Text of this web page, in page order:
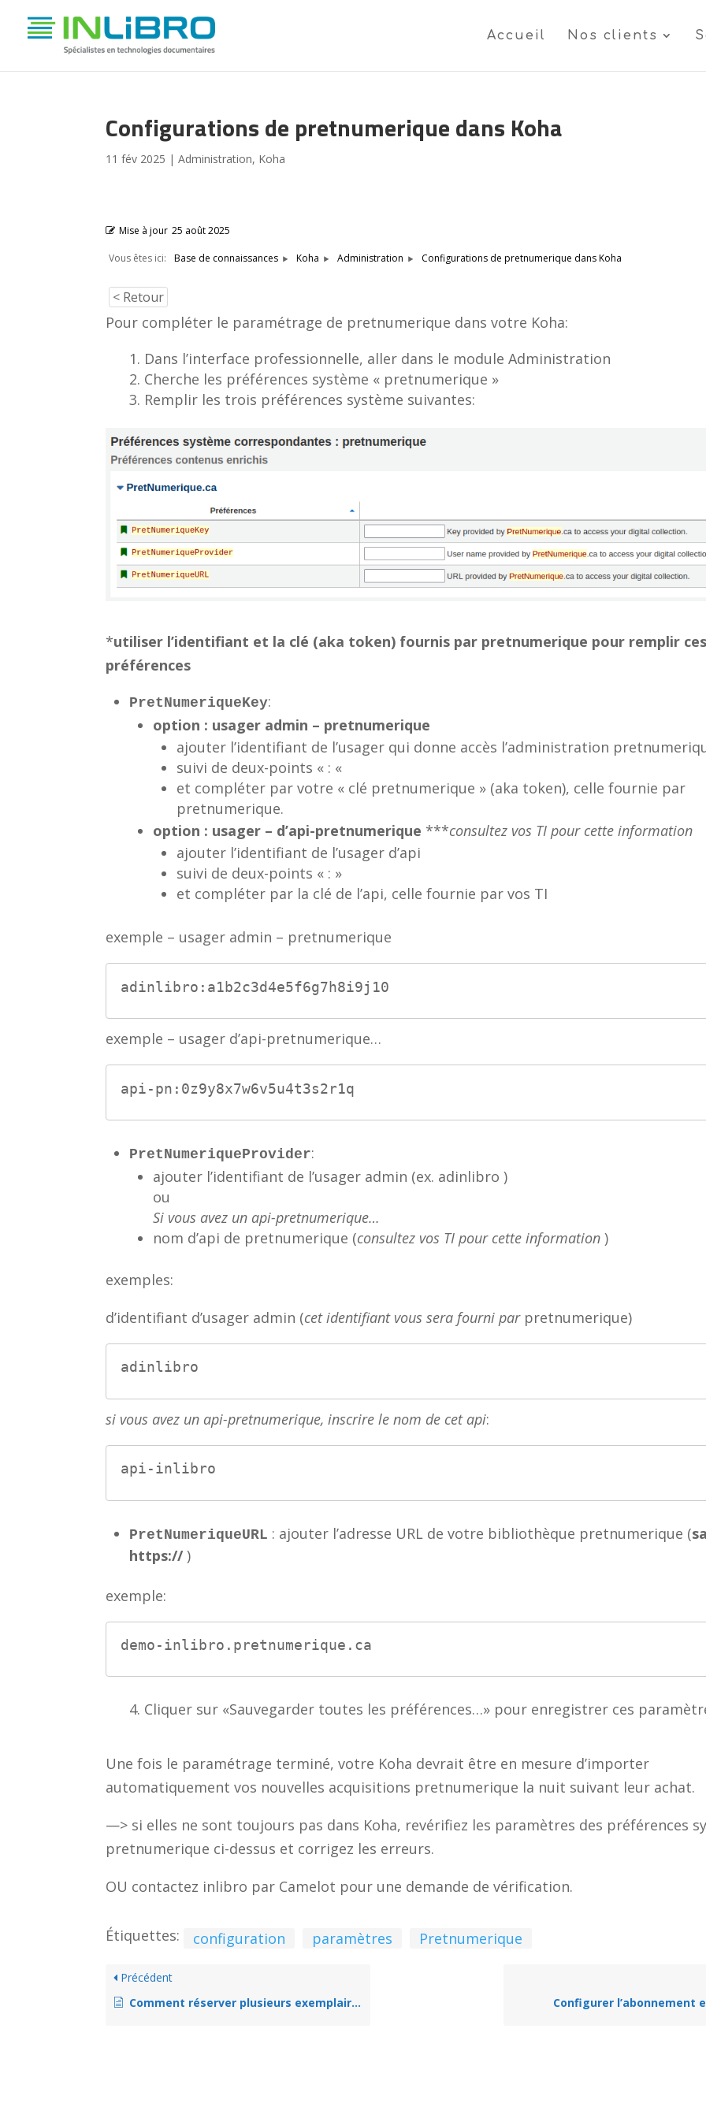
Accueil Nos clients
Configurations de pretnumerique dans Koha
11 fév 2025 |Administration, Koha
Mise à jour 25 août 2025
Vous êtes ici: Base de connaissances Koha Administration Configurations de pretnumerique dans Koha
< Retour
Pour compléter le paramétrage de pretnumerique dans votre Koha:
Dans l’interface professionnelle, aller dans le module Administration
Cherche les préférences système « pretnumerique »
Remplir les trois préférences système suivantes:
*utiliser l’identifiant et la clé (aka token) fournis par pretnumerique pour remplir
préférences
PretNumeriqueKey:
option : usager admin – pretnumerique
ajouter l’identifiant de l’usager qui donne accès l’administration
suivi de deux-points « : «
et compléter par votre « clé pretnumerique » (aka token), celle fournie par
pretnumerique.
option : usager – d’api-pretnumerique ***consultez vos TI pour cette information
ajouter l’identifiant de l’usager d’api
suivi de deux-points « : »
et compléter par la clé de l’api, celle fournie par vos TI
exemple – usager admin – pretnumerique
adinlibro:a1b2c3d4e5f6g7h8i9j10
exemple – usager d’api-pretnumerique…
api-pn:0z9y8x7w6v5u4t3s2r1q
PretNumeriqueProvider:
ajouter l’identifiant de l’usager admin (ex. adinlibro )
ou
Si vous avez un api-pretnumerique…
nom d’api de pretnumerique (consultez vos TI pour cette information )
exemples:
d’identifiant d’usager admin (cet identifiant vous sera fourni parpretnumerique)
adinlibro
si vous avez un api-pretnumerique, inscrire le nom de cet api:
api-inlibro
PretNumeriqueURL : ajouter l’adresse URL de votre bibliothèque pretnumerique (
https://)
exemple:
demo-inlibro.pretnumerique.ca
Cliquer sur «Sauvegarder toutes les préférences…» pour enregistrer ces
Une fois le paramétrage terminé, votre Koha devrait être en mesure d’importer
automatiquement vos nouvelles acquisitions pretnumerique la nuit suivant leur achat.
—> si elles ne sont toujours pas dans Koha, revérifiez les paramètres des préférences
pretnumerique ci-dessus et corrigez les erreurs.
OU contactez inlibro par Camelot pour une demande de vérification.
Étiquettes: configuration paramètres Pretnumerique
Précédent
Comment réserver plusieurs exemplaires d’une notice?
Configurer l’abonnement